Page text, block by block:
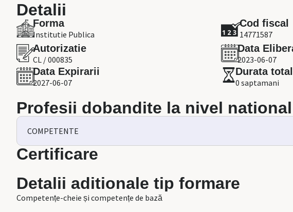
Detalii
Forma
Institutie Publica
Cod fiscal
14771587
Autorizatie
CL / 000835
Data
2023-06-07
Data Expirarii
2027-06-07
Durata
0 saptamani
Profesii dobandite la nivel national
COMPETENTE
Certificare
Detalii aditionale tip formare
Competențe-cheie și competențe de bază